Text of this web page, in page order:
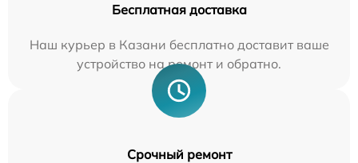
Бесплатная доставка
Наш курьер в Казани бесплатно доставит ваше
устройство на ремонт и обратно.
Срочный ремонт